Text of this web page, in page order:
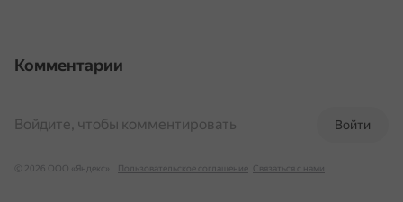
Комментарии
Войти
Войдите, чтобы комментировать
© 2026 ООО «Яндекс» Пользовательское соглашение Связаться с нами